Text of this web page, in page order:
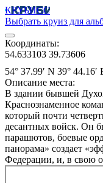
КРУБИСС
Выбрать круиз для
Координаты:
54.633103 39.73606
54° 37.99′ N 39° 44.16′
Описание места:
В здании бывшей
Краснознаменное
который почти
десантных войск. Он
парашютов, боевые
панорама» создает
Федерации, и, в свою